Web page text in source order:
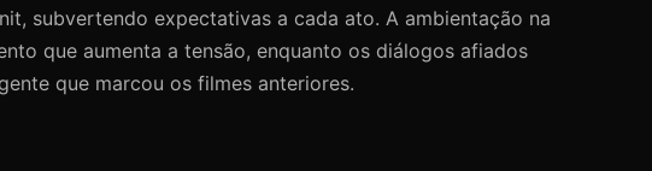
subvertendo expectativas a cada ato. A ambientação na
que aumenta a tensão, enquanto os diálogos afiados
que marcou os filmes anteriores.